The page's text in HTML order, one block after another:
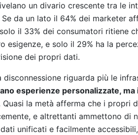
un divario crescente tra le
da un lato il 64% dei marketer
il 33% dei consumatori ritiene
esigenze, e solo il 29% ha la
dei propri dati.
disconnessione riguarda più le
esperienze personalizzate,
Quasi la metà afferma che i propri
e altrettanti ammettono di
dati unificati e facilmente